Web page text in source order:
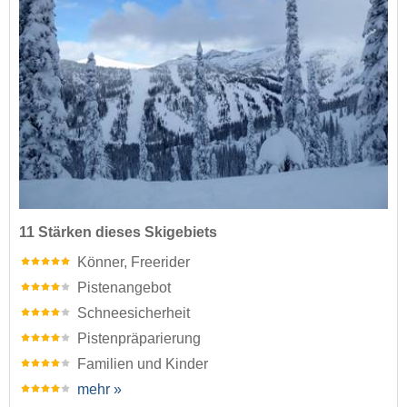
11 Stärken dieses Skigebiets
Könner, Freerider
Pistenangebot
Schneesicherheit
Pistenpräparierung
Familien und Kinder
mehr »